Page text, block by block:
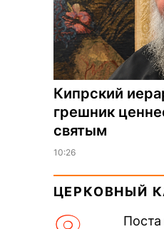
Кипрский
грешник
святым
10:26
ЦЕРКОВНЫЙ